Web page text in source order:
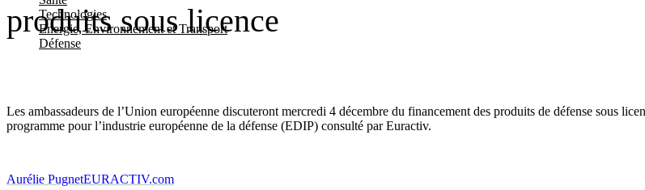
Technologies
Energie, Environnement et Transport
Défense
produits sous licence
Les ambassadeurs de l’Union européenne discuteront mercredi 4 décembre du financement des produits de défense sous
programme pour l’industrie européenne de la défense (EDIP) consulté par Euractiv.
Aurélie PugnetEURACTIV.com